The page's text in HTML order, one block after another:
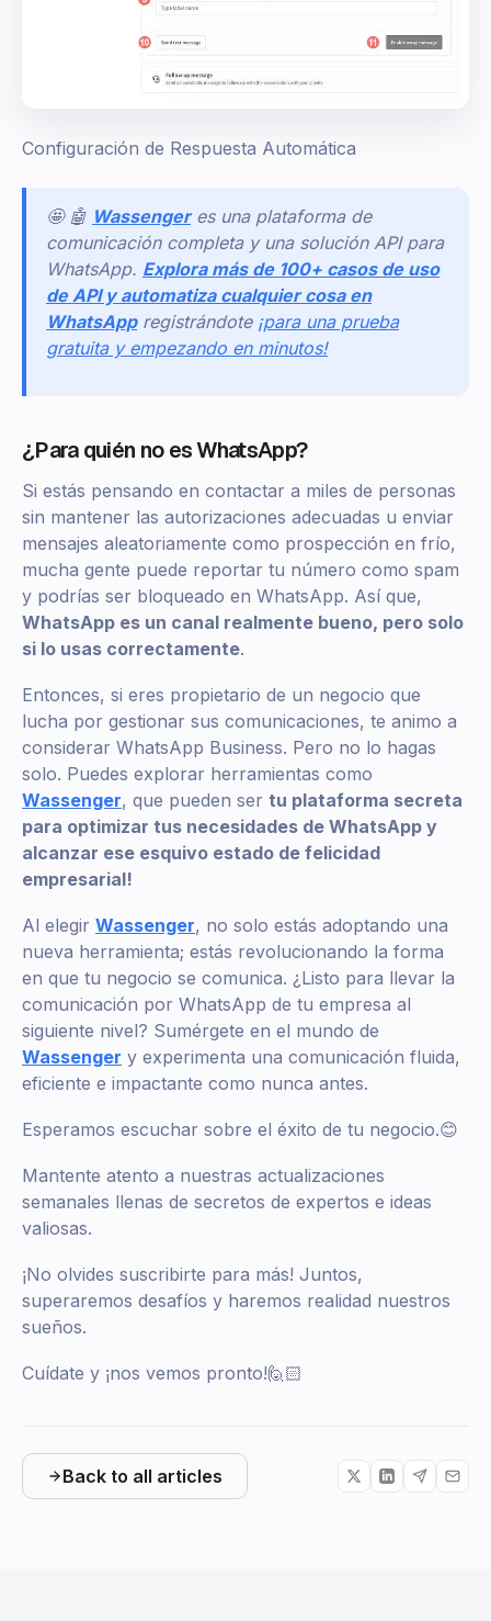
Configuración de Respuesta Automática
🤩 🤖 Wassengeres una plataforma de
comunicación completa y una solución API para
WhatsApp. Explora más de 100+ casos de uso
de API y automatiza cualquier cosa en
WhatsAppregistrándote ¡para una prueba
gratuita y empezando en minutos!
¿Para quién no es WhatsApp?
Si estás pensando en contactar a miles de personas
sin mantener las autorizaciones adecuadas u enviar
mensajes aleatoriamente como prospección en frío,
mucha gente puede reportar tu número como spam
y podrías ser bloqueado en WhatsApp. Así que,
WhatsApp es un canal realmente bueno, pero solo
si lo usas correctamente.
Entonces, si eres propietario de un negocio que
lucha por gestionar sus comunicaciones, te animo a
considerar WhatsApp Business. Pero no lo hagas
solo. Puedes explorar herramientas como
Wassenger, que pueden ser tu plataforma secreta
para optimizar tus necesidades de WhatsApp y
alcanzar ese esquivo estado de felicidad
empresarial!
Al elegir Wassenger, no solo estás adoptando una
nueva herramienta; estás revolucionando la forma
en que tu negocio se comunica. ¿Listo para llevar la
comunicación por WhatsApp de tu empresa al
siguiente nivel? Sumérgete en el mundo de
Wassenger y experimenta una comunicación fluida,
eficiente e impactante como nunca antes.
Esperamos escuchar sobre el éxito de tu negocio.😊
Mantente atento a nuestras actualizaciones
semanales llenas de secretos de expertos e ideas
valiosas.
¡No olvides suscribirte para más! Juntos,
superaremos desafíos y haremos realidad nuestros
sueños.
Cuídate y ¡nos vemos pronto!🙋🏻
Back to all articles